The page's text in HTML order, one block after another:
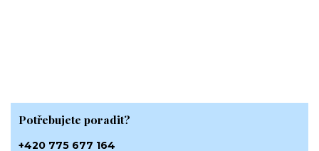
Potřebujete poradit?
+420 775 677 164